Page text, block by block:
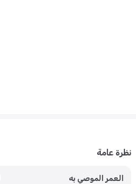
نظرة عامة
العمر الموصي به